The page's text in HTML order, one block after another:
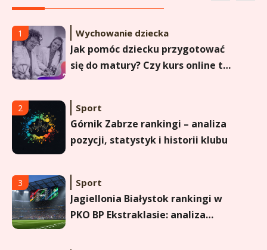
historyczne dane
1 Wychowanie dziecka
Jak pomóc dziecku przygotować
się do matury? Czy kurs online to
maturzysty?
2 Sport
Górnik Zabrze rankingi – analiza
pozycji, statystyk i historii klubu
3 Sport
Jagiellonia Białystok rankingi w
PKO BP Ekstraklasie: analiza